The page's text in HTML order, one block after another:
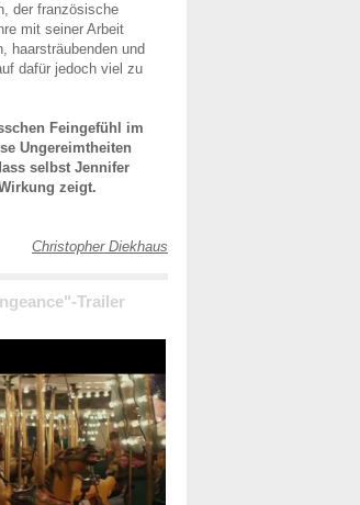
der französische
mit seiner Arbeit
haarsträubenden und
dafür jedoch viel zu
Feingefühl im
Ungereimtheiten
selbst Jennifer
zeigt.
Christopher Diekhaus
Trailer